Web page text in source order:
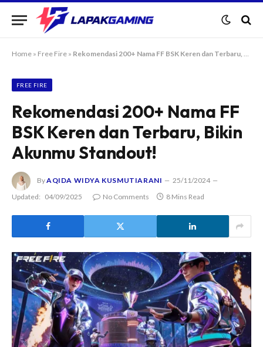
Home » Free Fire » Rekomendasi 200+ Nama FF BSK Keren dan Terbaru, Bikin Akunmu Standout!
FREE FIRE
Rekomendasi 200+ Nama FF
BSK Keren dan Terbaru, Bikin
Akunmu Standout!
ByAQIDA WIDYA KUSMUTIARANI
25/11/2024
Updated: 04/09/2025 No Comments 8 Mins Read